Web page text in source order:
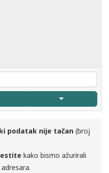
podatak nije tačan (broj
kako bismo ažurirali